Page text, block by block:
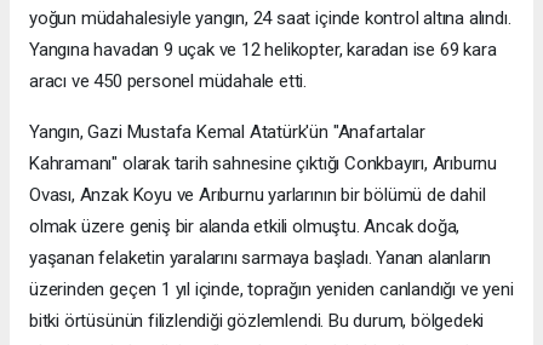
yoğun müdahalesiyle yangın, 24 saat içinde kontrol altına alındı.
Yangına havadan 9 uçak ve 12 helikopter, karadan ise 69 kara
aracı ve 450 personel müdahale etti.
Yangın, Gazi Mustafa Kemal Atatürk'ün "Anafartalar
Kahramanı" olarak tarih sahnesine çıktığı Conkbayırı, Arıburnu
Ovası, Anzak Koyu ve Arıburnu yarlarının bir bölümü de dahil
olmak üzere geniş bir alanda etkili olmuştu. Ancak doğa,
yaşanan felaketin yaralarını sarmaya başladı. Yanan alanların
üzerinden geçen 1 yıl içinde, toprağın yeniden canlandığı ve yeni
bitki örtüsünün filizlendiği gözlemlendi. Bu durum, bölgedeki